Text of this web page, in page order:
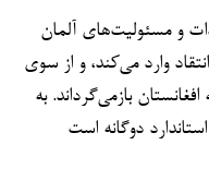
و مسئولیت‌های آلمان
وارد می‌کند، و از سوی
بازمی‌گرداند. به
دوگانه است